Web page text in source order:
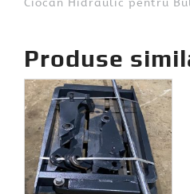
Ciocan Hidraulic pentru
Produse